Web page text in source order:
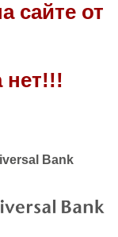
сайте от
нет!!!
Bank